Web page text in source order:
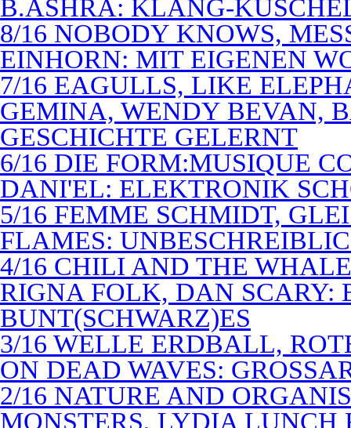
B.ASHRA: KLANG-
8/16 NOBODY KNOWS,
EINHORN: MIT EIGENEN
7/16 EAGULLS, LIKE
GEMINA, WENDY BEVAN,
GESCHICHTE GELERNT
6/16 DIE FORM:MUSIQUE
DANI'EL: ELEKTRONIK
5/16 FEMME SCHMIDT,
FLAMES:
4/16 CHILI AND THE
RIGNA FOLK, DAN SCARY:
BUNT(SCHWARZ)ES
3/16 WELLE ERDBALL,
ON DEAD WAVES:
2/16 NATURE AND
MONSTERS, LYDIA LUNCH